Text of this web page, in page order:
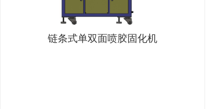
链条式单双面喷胶固化机